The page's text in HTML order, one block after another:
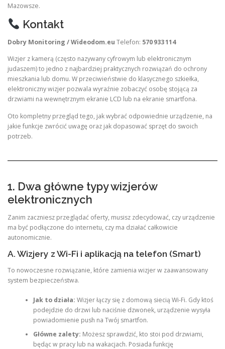
Mazowsze.
Kontakt
Dobry Monitoring / Wideodom.eu Telefon: 570 933 114
Wizjer z kamerą (często nazywany cyfrowym lub elektronicznym
judaszem) to jedno z najbardziej praktycznych rozwiązań do ochrony
mieszkania lub domu. W przeciwieństwie do klasycznego szkiełka,
elektroniczny wizjer pozwala wyraźnie zobaczyć osobę stojącą za
drzwiami na wewnętrznym ekranie LCD lub na ekranie smartfona.
Oto kompletny przegląd tego, jak wybrać odpowiednie urządzenie, na
jakie funkcje zwrócić uwagę oraz jak dopasować sprzęt do swoich
potrzeb.
1. Dwa główne typy wizjerów
elektronicznych
Zanim zaczniesz przeglądać oferty, musisz zdecydować, czy urządzenie
ma być podłączone do internetu, czy ma działać całkowicie
autonomicznie.
A. Wizjery z Wi-Fi i aplikacją na telefon (Smart)
To nowoczesne rozwiązanie, które zamienia wizjer w zaawansowany
system bezpieczeństwa.
Jak to działa: Wizjer łączy się z domową siecią Wi-Fi. Gdy ktoś
podejdzie do drzwi lub naciśnie dzwonek, urządzenie wysyła
powiadomienie push na Twój smartfon.
Główne zalety: Możesz sprawdzić, kto stoi pod drzwiami,
będąc w pracy lub na wakacjach. Posiada funkcję